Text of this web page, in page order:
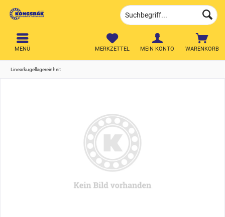
WARENKORB
MERKZETTEL MEIN KONTO
MENÜ
Linearkugellagereinheit